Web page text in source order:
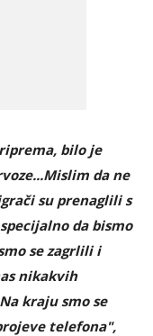
bilo je
da ne
su prenaglili s
da bismo
se zagrlili i
nikakvih
kraju smo se
telefona",